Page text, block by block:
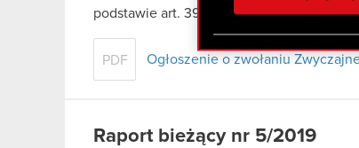
otrzymanymi od
zgadasz się na
podstawie art. 399 § 1…Czytaj dalej
PDF Ogłoszenie o zwołaniu
Raport bieżący nr 5/2019